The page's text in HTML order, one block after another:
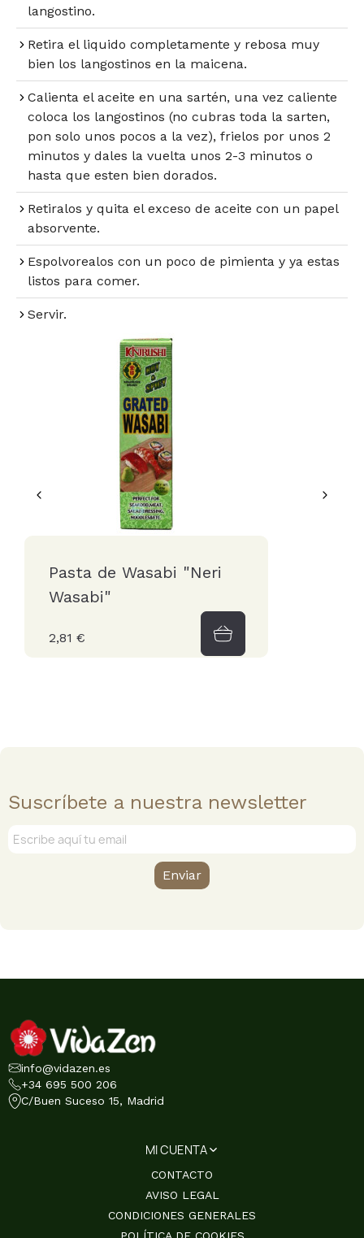
langostino.
Retira el liquido completamente y rebosa muy
bien los langostinos en la maicena.
Calienta el aceite en una sartén, una vez caliente
coloca los langostinos (no cubras toda la sarten,
pon solo unos pocos a la vez), frielos por unos 2
minutos y dales la vuelta unos 2-3 minutos o
hasta que esten bien dorados.
Retiralos y quita el exceso de aceite con un papel
absorvente.
Espolvorealos con un poco de pimienta y ya estas
listos para comer.
Servir.
Pasta de Wasabi "Neri
Wasabi"
2,81 €
Suscríbete a nuestra newsletter
Enviar
info@vidazen.es
+34 695 500 206
C/Buen Suceso 15, Madrid
MI CUENTA
CONTACTO
AVISO LEGAL
CONDICIONES GENERALES